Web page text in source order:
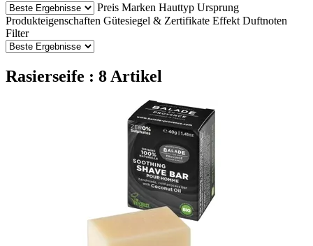
Preis Marken Hauttyp Ursprung
Produkteigenschaften Gütesiegel & Zertifikate Effekt Duftnoten
Filter
Rasierseife : 8 Artikel